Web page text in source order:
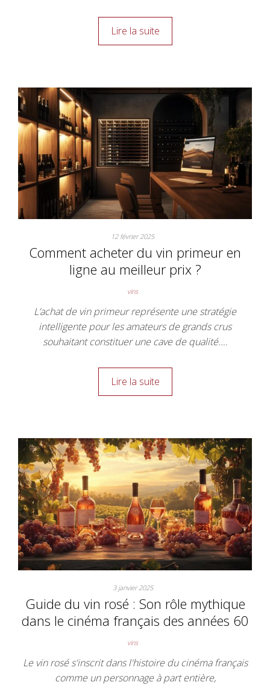
Lire la suite
12 février 2025
Comment acheter du vin primeur en
ligne au meilleur prix ?
vins
L’achat de vin primeur représente une stratégie
intelligente pour les amateurs de grands crus
souhaitant constituer une cave de qualité.…
Lire la suite
3 janvier 2025
Guide du vin rosé : Son rôle mythique
dans le cinéma français des années 60
vins
Le vin rosé s'inscrit dans l'histoire du cinéma français
comme un personnage à part entière,